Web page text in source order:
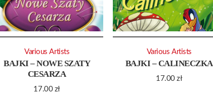
BAJKI – NOWE SZATY
CESARZA
17.00 zł
Various Artists
BAJKI – CALINECZKA
17.00zł
Various Artists